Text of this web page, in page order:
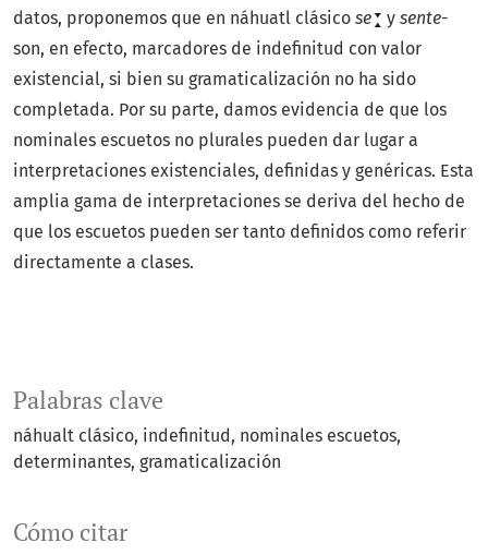
Palabras clave
náhualt clásico indefinitud
nominales escuetos
determinantes gramaticalización
Cómo citar
datos, proponemos que en náhuatl clásico se y sente-
son, en efecto, marcadores de indefinitud con valor
existencial, si bien su gramaticalización no ha sido
completada. Por su parte, damos evidencia de que los
nominales escuetos no plurales pueden dar lugar a
interpretaciones existenciales, definidas y genéricas. Esta
amplia gama de interpretaciones se deriva del hecho de
que los escuetos pueden ser tanto definidos como referir
directamente a clases.